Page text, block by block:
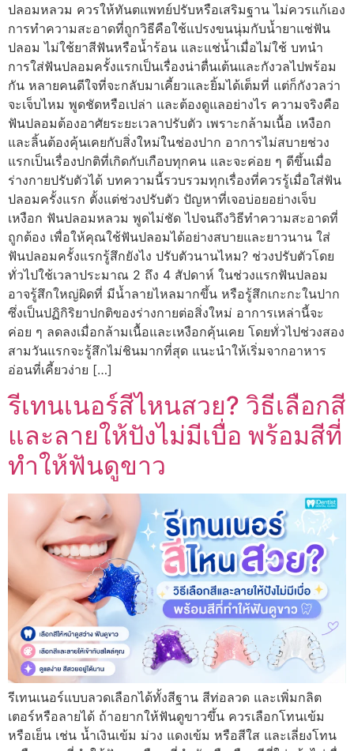
ปลอมหลวม ควรให้ทันตแพทย์ปรับหรือเสริมฐาน ไม่ควรแก้เอง
การทำความสะอาดที่ถูกวิธีคือใช้แปรงขนนุ่มกับน้ำยาแช่ฟัน
ปลอม ไม่ใช้ยาสีฟันหรือน้ำร้อน และแช่น้ำเมื่อไม่ใช้ บทนำ
การใส่ฟันปลอมครั้งแรกเป็นเรื่องน่าตื่นเต้นและกังวลไปพร้อม
กัน หลายคนดีใจที่จะกลับมาเคี้ยวและยิ้มได้เต็มที่ แต่ก็กังวลว่า
จะเจ็บไหม พูดชัดหรือเปล่า และต้องดูแลอย่างไร ความจริงคือ
ฟันปลอมต้องอาศัยระยะเวลาปรับตัว เพราะกล้ามเนื้อ เหงือก
และลิ้นต้องคุ้นเคยกับสิ่งใหม่ในช่องปาก อาการไม่สบายช่วง
แรกเป็นเรื่องปกติที่เกิดกับเกือบทุกคน และจะค่อย ๆ ดีขึ้นเมื่อ
ร่างกายปรับตัวได้ บทความนี้รวบรวมทุกเรื่องที่ควรรู้เมื่อใส่ฟัน
ปลอมครั้งแรก ตั้งแต่ช่วงปรับตัว ปัญหาที่เจอบ่อยอย่างเจ็บ
เหงือก ฟันปลอมหลวม พูดไม่ชัด ไปจนถึงวิธีทำความสะอาดที่
ถูกต้อง เพื่อให้คุณใช้ฟันปลอมได้อย่างสบายและยาวนาน ใส่
ฟันปลอมครั้งแรกรู้สึกยังไง ปรับตัวนานไหม? ช่วงปรับตัวโดย
ทั่วไปใช้เวลาประมาณ 2 ถึง 4 สัปดาห์ ในช่วงแรกฟันปลอม
อาจรู้สึกใหญ่ผิดที่ มีน้ำลายไหลมากขึ้น หรือรู้สึกเกะกะในปาก
ซึ่งเป็นปฏิกิริยาปกติของร่างกายต่อสิ่งใหม่ อาการเหล่านี้จะ
ค่อย ๆ ลดลงเมื่อกล้ามเนื้อและเหงือกคุ้นเคย โดยทั่วไปช่วงสอง
สามวันแรกจะรู้สึกไม่ชินมากที่สุด แนะนำให้เริ่มจากอาหาร
อ่อนที่เคี้ยวง่าย […]
รีเทนเนอร์สีไหนสวย? วิธีเลือกสี
และลายให้ปังไม่มีเบื่อ พร้อมสีที่
ทำให้ฟันดูขาว
รีเทนเนอร์แบบลวดเลือกได้ทั้งสีฐาน สีท่อลวด และเพิ่มกลิต
เตอร์หรือลายได้ ถ้าอยากให้ฟันดูขาวขึ้น ควรเลือกโทนเข้ม
หรือเย็น เช่น น้ำเงินเข้ม ม่วง แดงเข้ม หรือสีใส และเลี่ยงโทน